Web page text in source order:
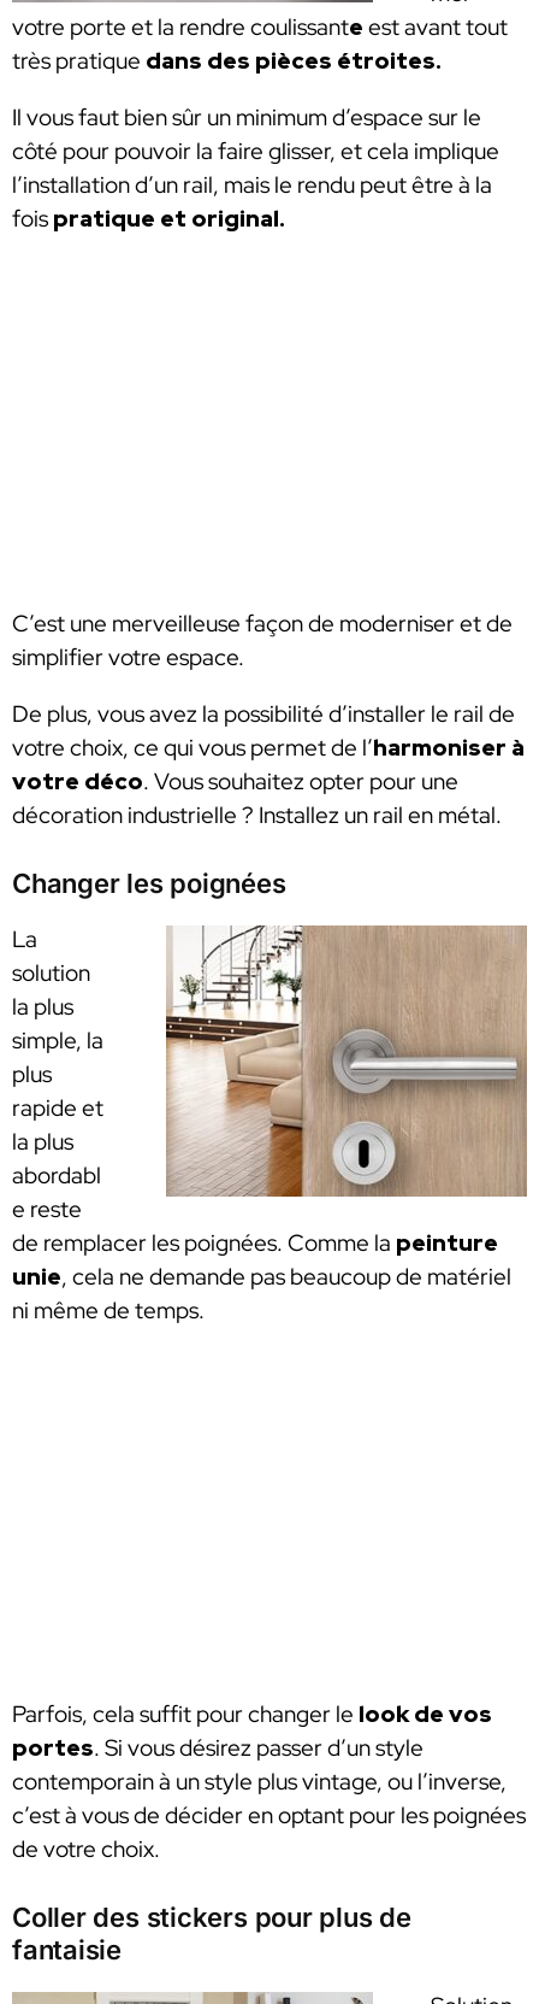
votre porte et la rendre coulissante est avant tout
très pratique dans des pièces étroites.
Il vous faut bien sûr un minimum d’espace sur le
côté pour pouvoir la faire glisser, et cela implique
l’installation d’un rail, mais le rendu peut être à la
fois pratique et original.
C’est une merveilleuse façon de moderniser et de
simplifier votre espace.
De plus, vous avez la possibilité d’installer le rail de
votre choix, ce qui vous permet de l’harmoniser à
votre déco. Vous souhaitez opter pour une
décoration industrielle ? Installez un rail en métal.
Changer les poignées
La
solution
la plus
simple, la
plus
rapide et
la plus
abordabl
e reste
de remplacer les poignées. Comme la peinture
unie, cela ne demande pas beaucoup de matériel
ni même de temps.
Parfois, cela suffit pour changer le look de vos
portes. Si vous désirez passer d’un style
contemporain à un style plus vintage, ou l’inverse,
c’est à vous de décider en optant pour les poignées
de votre choix.
Coller des stickers pour plus de
fantaisie